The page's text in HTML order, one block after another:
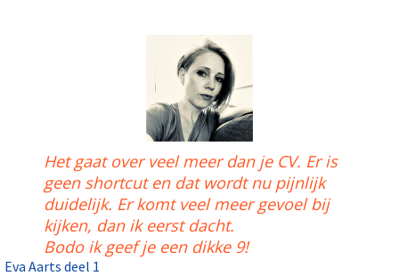
Het gaat over veel meer dan je CV. Er is
geen shortcut en dat wordt nu pijnlijk
duidelijk. Er komt veel meer gevoel bij
kijken, dan ik eerst dacht.
Bodo ik geef je een dikke 9!
Eva Aarts deel 1